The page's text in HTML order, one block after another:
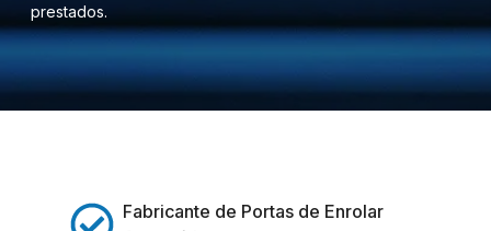
prestados.
Fabricante de Portas de Enrolar